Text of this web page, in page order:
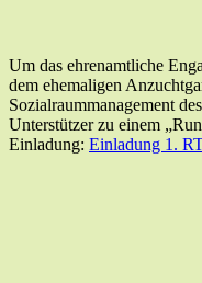
Um das ehrenamtliche
dem ehemaligen
Sozialraummanagement
Unterstützer zu einem
Einladung: Einladung 1.